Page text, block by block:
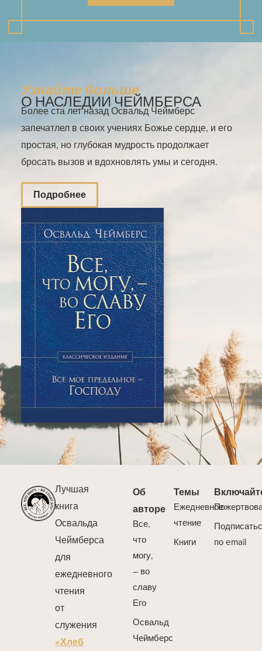
Узнайте больше
О НАСЛЕДИИ ЧЕЙМБЕРСА
Более ста лет назад Освальд Чеймберс
запечатлел в своих учениях Божье сердце, и его
простая, но глубокая мудрость продолжает
бросать вызов и вдохновлять умы и сегодня.
Подробнее
Лучшая
книга
Освальда
Чеймберса
для
ежедневного
чтения
от
служения
«Хлеб
Об
авторе
Все,
что
могу,
– во
славу
Его
Освальд
Чеймберс
Темы
Ежедневное
чтение
Книги
по email